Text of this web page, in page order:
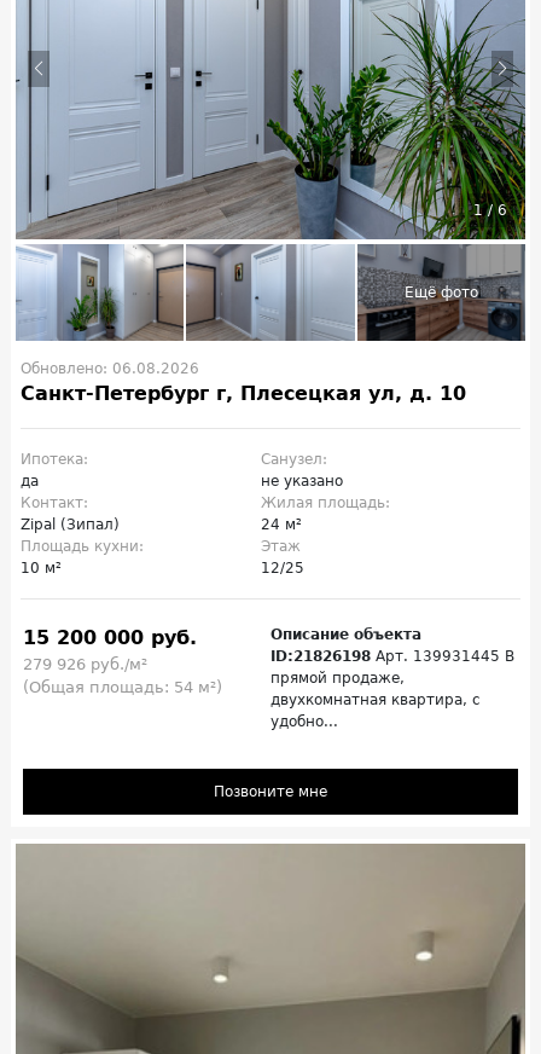
1/6
Обновлено: 06.08.2026
Санкт-Петербург г, Плесецкая ул, д. 10
Ипотека:
да
Санузел:
не указано
Контакт:
Zipal (Зипал)
Жилая площадь:
24 м²
Площадь кухни:
10 м²
Этаж
12/25
15 200 000 руб.
279 926 руб./м²
(Общая площадь: 54 м²)
Описание объекта
ID:21826198 Арт. 139931445 В
прямой продаже,
двухкомнатная квартира, с
удобно...
Позвоните мне